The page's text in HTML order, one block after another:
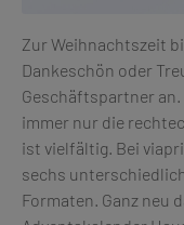
Zur Weihnachtszeit
Dankeschön oder
Geschäftspartner
immer nur die
ist vielfältig. Bei
sechs
Formaten. Ganz neu